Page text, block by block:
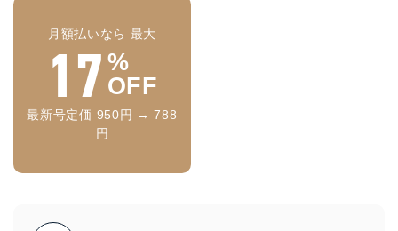
月額払いなら 最大
17 %
OFF
最新号定価 950円 → 788
円